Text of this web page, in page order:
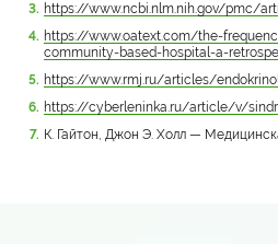
https://www.ncbi.nlm.nih.gov/pmc/
https://www.oatext.com/the-
community-based-hospital-a-
https://www.rmj.ru/articles/
https://cyberleninka.ru/article/v/
К. Гайтон, Джон Э. Холл —